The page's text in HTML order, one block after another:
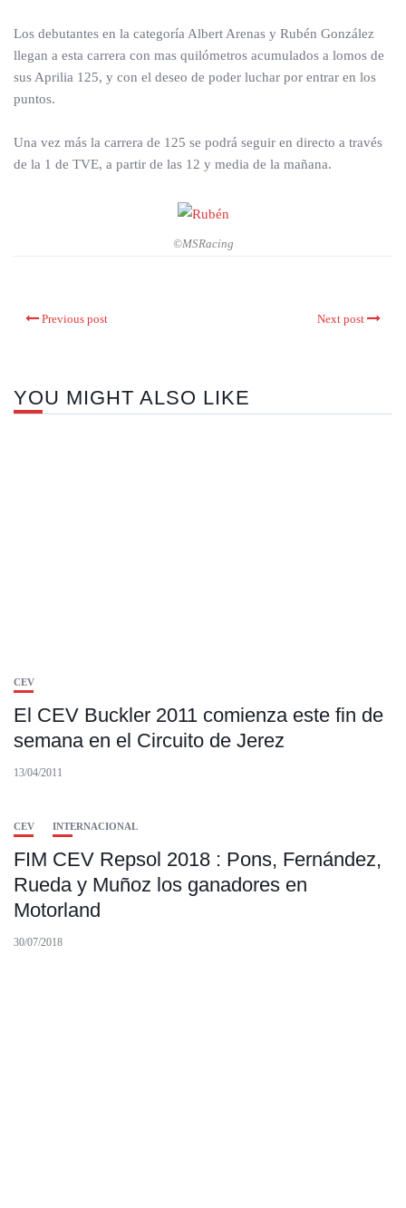
Los debutantes en la categoría Albert Arenas y Rubén González
llegan a esta carrera con mas quilómetros acumulados a lomos de
sus Aprilia 125, y con el deseo de poder luchar por entrar en los
puntos.
Una vez más la carrera de 125 se podrá seguir en directo a través
de la 1 de TVE, a partir de las 12 y media de la mañana.
©MSRacing
Previous post Next post
YOU MIGHT ALSO LIKE
CEV
El CEV Buckler 2011 comienza este fin de
semana en el Circuito de Jerez
13/04/2011
CEV INTERNACIONAL
FIM CEV Repsol 2018 : Pons, Fernández,
Rueda y Muñoz los ganadores en
Motorland
30/07/2018